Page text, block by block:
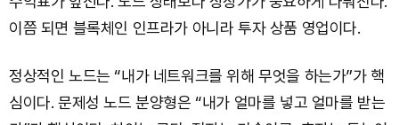
이쯤 되면 블록체인 인프라가 아니라 투자 상품 영업이다.
정상적인 노드는 “내가 네트워크를 위해 무엇을 하는가”가 핵
심이다. 문제성 노드 분양형은 “내가 얼마를 넣고 얼마를 받는